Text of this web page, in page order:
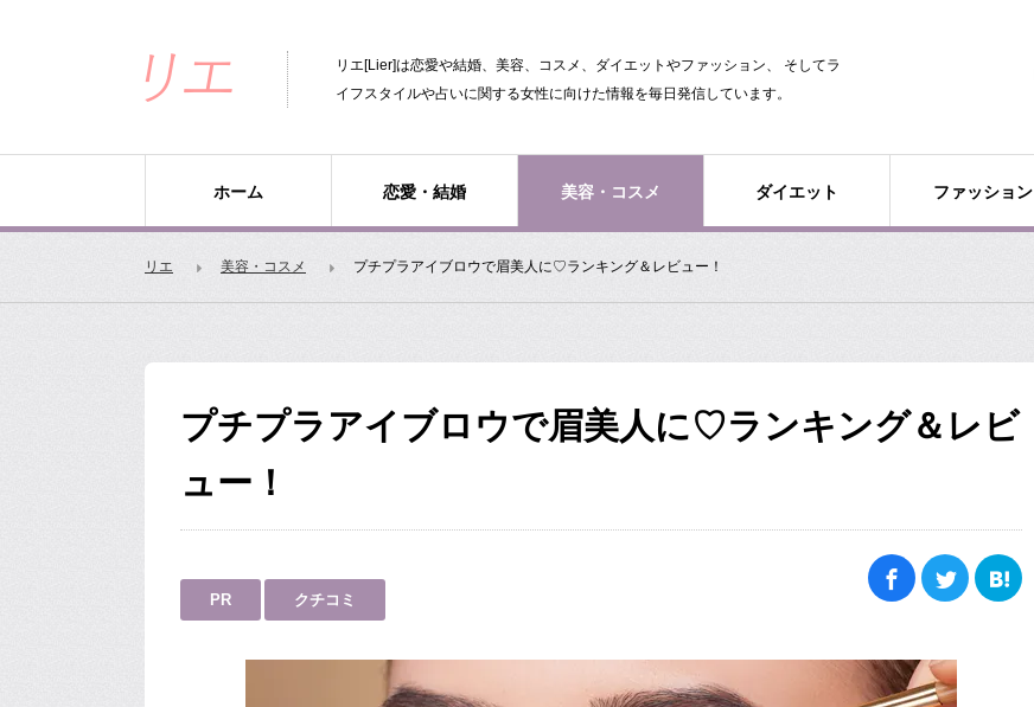
リエ[Lier]は恋愛や結婚、美容、コスメ、ダイエットやファッション、 そしてラ
イフスタイルや占いに関する女性に向けた情報を毎日発信しています。
ホーム 恋愛・結婚 美容・コスメ ダイエット ファッション
リエ 美容・コスメ プチプラアイブロウで眉美人に♡ランキング＆レビュー！
プチプラアイブロウで眉美人に♡ランキング＆レビ
ュー！
PR クチコミ